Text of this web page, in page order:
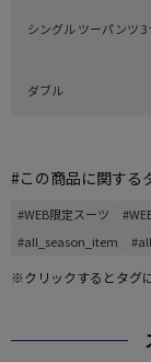
シングル ツーパンツ
ダブル
#この商品に関する
#WEB限定スーツ
#all_season_item
※クリックするとタグ